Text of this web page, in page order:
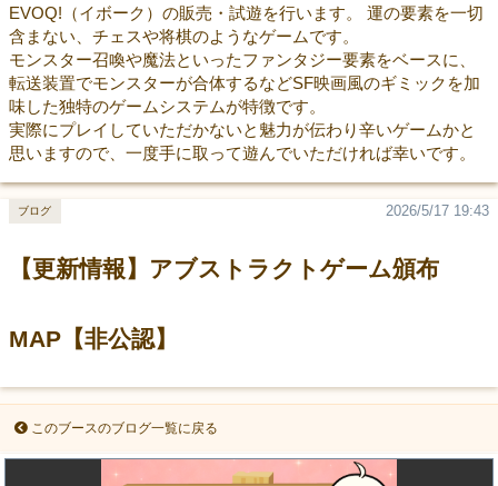
EVOQ!（イボーク）の販売・試遊を行います。 運の要素を一切
含まない、チェスや将棋のようなゲームです。
モンスター召喚や魔法といったファンタジー要素をベースに、
転送装置でモンスターが合体するなどSF映画風のギミックを加
味した独特のゲームシステムが特徴です。
実際にプレイしていただかないと魅力が伝わり辛いゲームかと
思いますので、一度手に取って遊んでいただければ幸いです。
【更新情報】アブストラクトゲーム頒布
MAP【非公認】
2026/5/17 19:43
ブログ
このブースのブログ一覧に戻る